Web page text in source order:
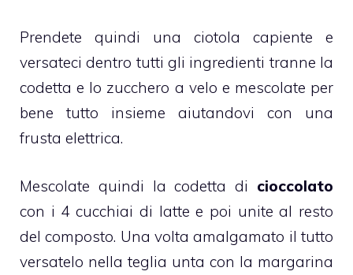
Prendete quindi una ciotola capiente e
versateci dentro tutti gli ingredienti tranne la
codetta e lo zucchero a velo e mescolate per
bene tutto insieme aiutandovi con una
frusta elettrica.
Mescolate quindi la codetta di cioccolato
con i 4 cucchiai di latte e poi unite al resto
del composto. Una volta amalgamato il tutto
versatelo nella teglia unta con la margarina